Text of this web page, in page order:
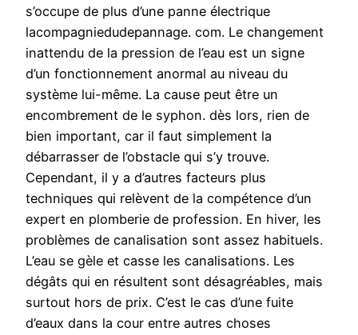
s’occupe de plus d’une panne électrique
lacompagniedudepannage. com. Le changement
inattendu de la pression de l’eau est un signe
d’un fonctionnement anormal au niveau du
système lui-même. La cause peut être un
encombrement de le syphon. dès lors, rien de
bien important, car il faut simplement la
débarrasser de l’obstacle qui s’y trouve.
Cependant, il y a d’autres facteurs plus
techniques qui relèvent de la compétence d’un
expert en plomberie de profession. En hiver, les
problèmes de canalisation sont assez habituels.
L’eau se gèle et casse les canalisations. Les
dégâts qui en résultent sont désagréables, mais
surtout hors de prix. C’est le cas d’une fuite
d’eaux dans la cour entre autres choses